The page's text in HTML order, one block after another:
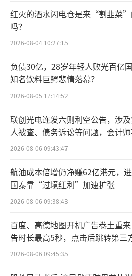
“之前做单体药店
子’。没有正规培训，员
缺药调货要等半个月，盘
一天。”加盟111医药馆仅
人魏总坦言，在市场局出
考察了三家连锁企业，
馆，“核心是看到了体系
品牌，发个问题半天不回
天就能给解决方案，连我
撤出来的朋友，后来也选了
这种“抉择困境”与
北京医药连锁行业的缩影
前北京医药加盟市场已
具备‘全链路服务能力、
供应链支撑’的连锁品牌
越周期。
红火的酒水闪电仓是来“割韭菜
吗？
2026-08-04 10:27:15
负债30亿，28岁年轻人败光百亿国
知名饮料巨鳄悲情落幕？
2026-08-05 17:14:52
联创光电连发六则利空公告，涉
人被查、债务诉讼等问题，会计
所曾出具“保留意见”
2026-08-06 09:43:47
航油成本倍增仍净赚62亿港元，
国泰靠“过境红利”加速扩张
2026-08-06 09:38:43
百度、高德地图开机广告卷土重
告时长最高5秒，点击后跳转第三
2026-08-06 09:45:35